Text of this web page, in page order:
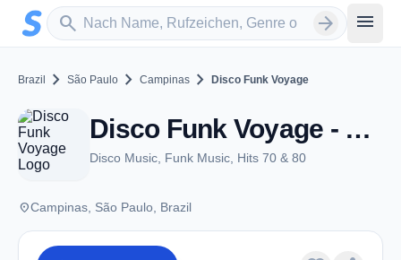
Zum Hauptinhalt springen
search
Sender suchen arrow_forward menu
Brazil chevron_right São Paulo chevron_right Campinas chevron_right Disco Funk Voyage
Disco Funk Voyage - Campinas
Disco Music, Funk Music, Hits 70 & 80
placeCampinas, São Paulo, Brazil